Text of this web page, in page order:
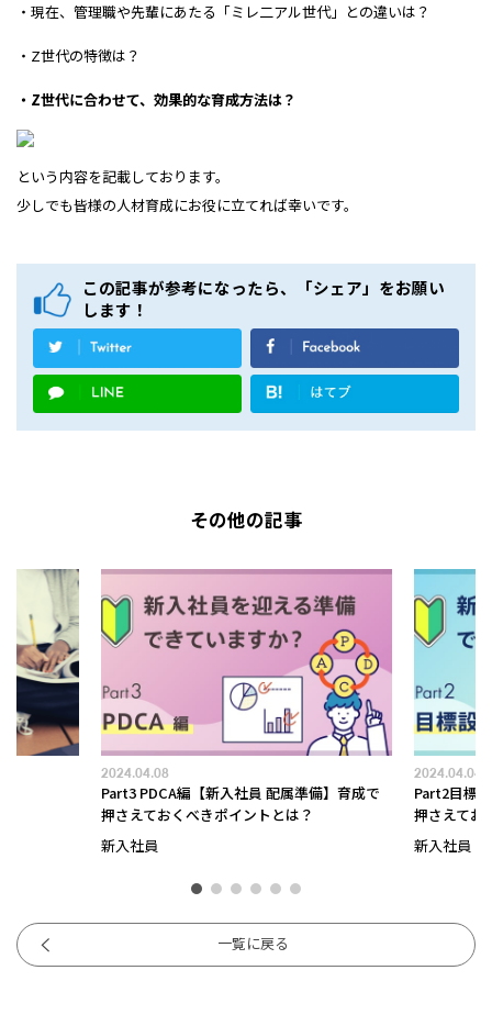
・現在、管理職や先輩にあたる「ミレ二アル世代」との違いは？
・Z世代の特徴は？
・Z世代に合わせて、効果的な育成方法は？
という内容を記載しております。
少しでも皆様の人材育成にお役に立てれば幸いです。
この記事が参考になったら、「シェア」をお願い
します！
その他の記事
Part3 PDCA編【新入社員 配属準備】育成で
押さえておくべきポイントとは？
Part2目標設定編【新入
押さえておくべきポイ
一覧に戻る